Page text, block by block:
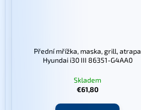
Přední mřížka, maska, grill, atrapa
Hyundai i30 III 86351-G4AA0
Skladem
€61,80